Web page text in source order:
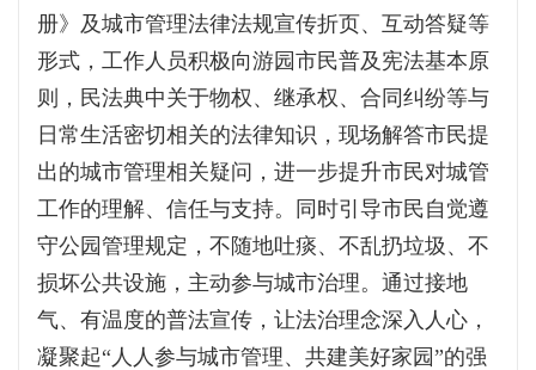
册》及城市管理法律法规宣传折页、互动答疑等
形式，工作人员积极向游园市民普及宪法基本原
则，民法典中关于物权、继承权、合同纠纷等与
日常生活密切相关的法律知识，现场解答市民提
出的城市管理相关疑问，进一步提升市民对城管
工作的理解、信任与支持。同时引导市民自觉遵
守公园管理规定，不随地吐痰、不乱扔垃圾、不
损坏公共设施，主动参与城市治理。通过接地
气、有温度的普法宣传，让法治理念深入人心，
凝聚起“人人参与城市管理、共建美好家园”的强